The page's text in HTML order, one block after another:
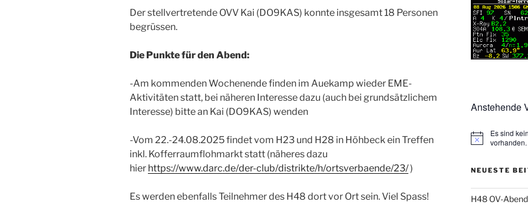
Der stellvertretende OVV Kai (DO9KAS) konnte insgesamt 18 Personen
begrüssen.
Die Punkte für den Abend:
-Am kommenden Wochenende finden im Auekamp wieder EME-
Aktivitäten statt, bei näheren Interesse dazu (auch bei grundsätzlichem
Interesse) bitte an Kai (DO9KAS) wenden
-Vom 22.-24.08.2025 findet vom H23 und H28 in Höhbeck ein Treffen
inkl. Kofferraumflohmarkt statt (näheres dazu
hier https://www.darc.de/der-club/distrikte/h/ortsverbaende/23/)
Es werden ebenfalls Teilnehmer des H48 dort vor Ort sein. Viel Spass!
Anstehende
Es sind
vorhanden.
NEUESTE
H48 OV-